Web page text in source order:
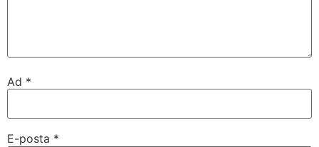
Ad *
E-posta *